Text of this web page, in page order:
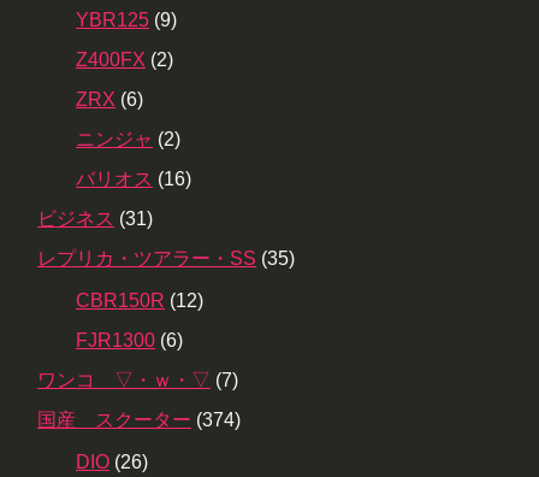
YBR125 (9)
Z400FX (2)
ZRX (6)
ニンジャ (2)
バリオス (16)
ビジネス (31)
レプリカ・ツアラー・SS (35)
CBR150R (12)
FJR1300 (6)
ワンコ ▽・ｗ・▽ (7)
国産 スクーター (374)
DIO (26)